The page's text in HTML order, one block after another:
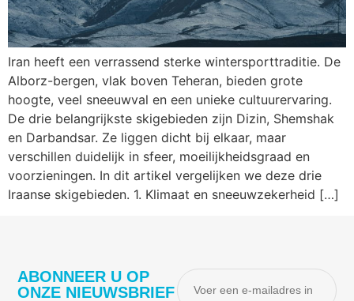
Iran heeft een verrassend sterke wintersporttraditie. De
Alborz-bergen, vlak boven Teheran, bieden grote
hoogte, veel sneeuwval en een unieke cultuurervaring.
De drie belangrijkste skigebieden zijn Dizin, Shemshak
en Darbandsar. Ze liggen dicht bij elkaar, maar
verschillen duidelijk in sfeer, moeilijkheidsgraad en
voorzieningen. In dit artikel vergelijken we deze drie
Iraanse skigebieden. 1. Klimaat en sneeuwzekerheid […]
ABONNEER U OP
ONZE NIEUWSBRIEF